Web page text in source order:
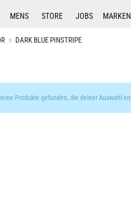
MENS STORE JOBS MARKEN
DARK BLUE PINSTRIPE
Produkte gefunden, die deiner Auswahl